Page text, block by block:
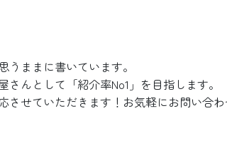
ままに書いています。
んとして「紹介率No1」を目指します。
せていただきます！お気軽にお問い合わ